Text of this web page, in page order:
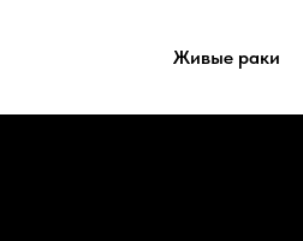
Живые раки